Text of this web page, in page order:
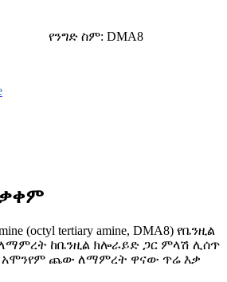
የንግድ ስም: DMA8
(octyl tertiary amine, DMA8) የቤንዚል
ከቤንዚል ክሎራይድ ጋር ምላሽ ሊሰጥ
አሞንየም ጨው ለማምረት ዋናው ጥሬ እቃ